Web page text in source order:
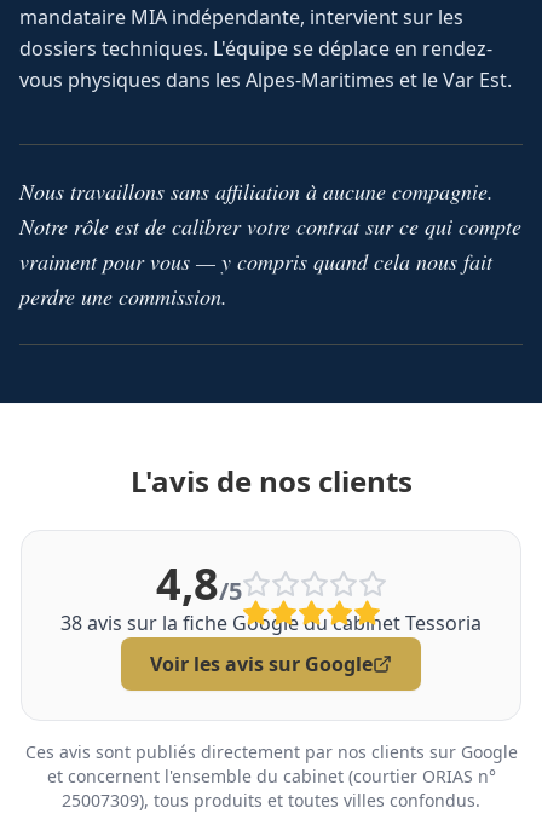
mandataire MIA indépendante, intervient sur les
dossiers techniques. L'équipe se déplace en rendez-
vous physiques dans les Alpes-Maritimes et le Var Est.
Nous travaillons sans affiliation à aucune compagnie.
Notre rôle est de calibrer votre contrat sur ce qui compte
vraiment pour vous — y compris quand cela nous fait
perdre une commission.
L'avis de nos clients
4,8/5
38avis sur la fiche Google du cabinet Tessoria
Voir les avis sur Google
Ces avis sont publiés directement par nos clients sur Google
et concernent l'ensemble du cabinet (courtier ORIAS n°
25007309), tous produits et toutes villes confondus.